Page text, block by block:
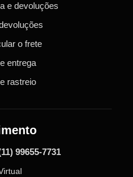
e devoluções
o frete
entrega
rastreio
99655-7731